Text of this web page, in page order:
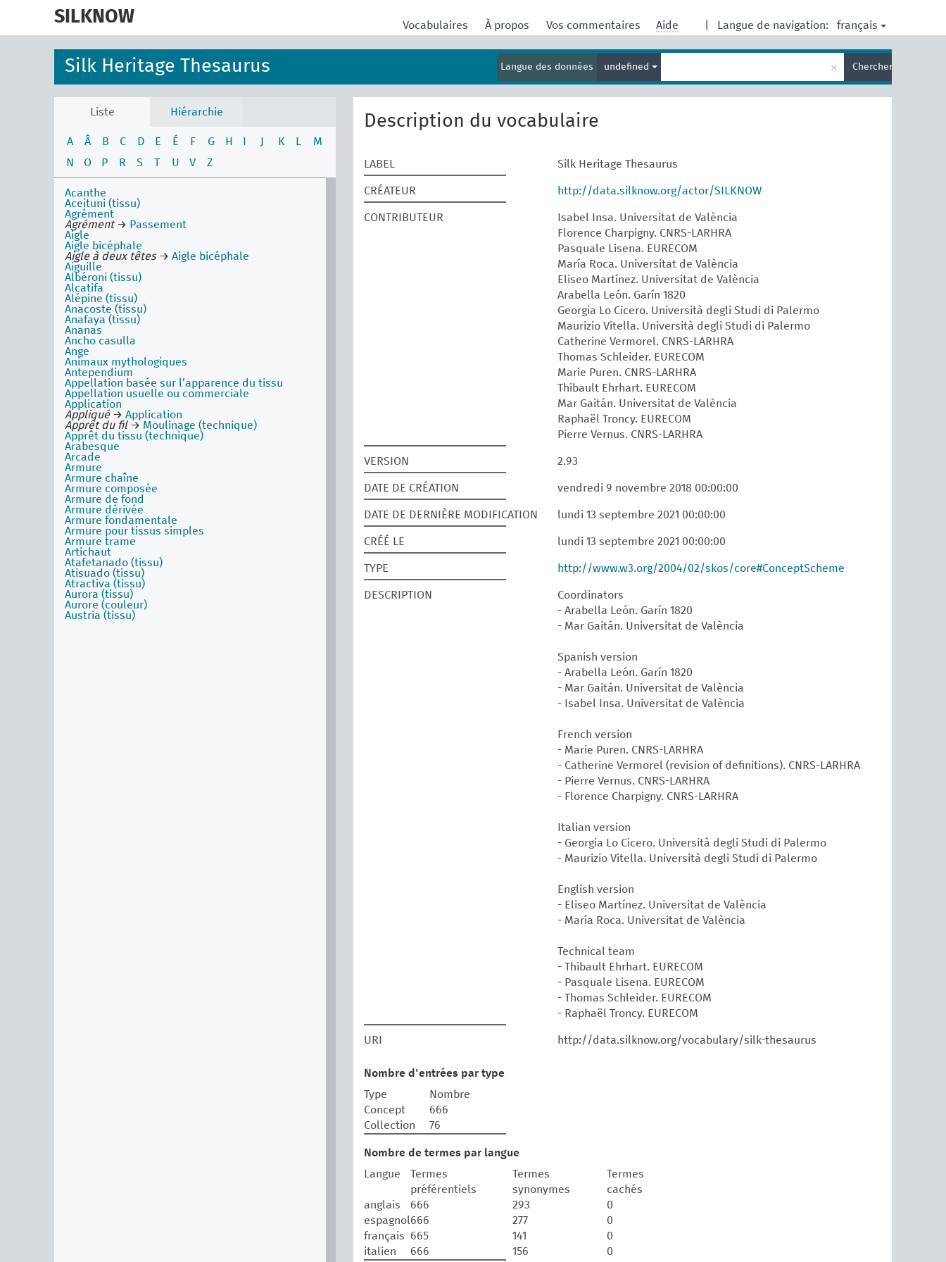
SILKNOW Langue de navigation: français
Vocabulaires À propos Vos commentaires Aide
Silk Heritage Thesaurus Langue des données undefined
terme
de
× Chercher
Liste Hiérarchie
A Â B C D E É F G H K
M
N
O P R S T U V Z
Acanthe
Aceituni (tissu)
Agrément
Agrément→ Passement
Aigle
Aigle bicéphale
Aigle à deux têtes→ Aigle bicéphale
Aiguille
Albéroni (tissu)
Alcatifa
Alépine (tissu)
Anacoste (tissu)
Anafaya (tissu)
Ananas
Ancho casulla
Ange
Animaux mythologiques
Antependium
Appellation basée sur l’apparence du tissu
Appellation usuelle ou commerciale
Application
Appliqué→ Application
Apprêt du fil→ Moulinage (technique)
Apprêt du tissu (technique)
Arabesque
Arcade
Armure
Armure chaîne
Armure composée
Armure de fond
Armure dérivée
Armure fondamentale
Armure pour tissus simples
Armure trame
Artichaut
Atafetanado (tissu)
Atisuado (tissu)
Atractiva (tissu)
Aurora (tissu)
Aurore (couleur)
Austria (tissu)
Description du vocabulaire
LABEL Silk Heritage Thesaurus
CRÉATEUR http://data.silknow.org/actor/SILKNOW
CONTRIBUTEUR
Isabel Insa. Universitat de València
Florence Charpigny. CNRS-LARHRA
Pasquale Lisena. EURECOM
María Roca. Universitat de València
Eliseo Martínez. Universitat de València
Arabella León. Garín 1820
Georgia Lo Cicero. Università degli Studi di Palermo
Maurizio Vitella. Università degli Studi di Palermo
Catherine Vermorel. CNRS-LARHRA
Thomas Schleider. EURECOM
Marie Puren. CNRS-LARHRA
Thibault Ehrhart. EURECOM
Mar Gaitán. Universitat de València
Raphaël Troncy. EURECOM
Pierre Vernus. CNRS-LARHRA
VERSION 2.93
DATE DE CRÉATION vendredi 9 novembre 2018 00:00:00
DATE DE DERNIÈRE MODIFICATION lundi 13 septembre 2021 00:00:00
CRÉÉ LE lundi 13 septembre 2021 00:00:00
TYPE http://www.w3.org/2004/02/skos/core#ConceptScheme
DESCRIPTION
Coordinators
- Arabella León. Garín 1820
- Mar Gaitán. Universitat de València
Spanish version
- Arabella León. Garín 1820
- Mar Gaitán. Universitat de València
- Isabel Insa. Universitat de València
French version
- Marie Puren. CNRS-LARHRA
- Catherine Vermorel (revision of definitions). CNRS-LARHRA
- Pierre Vernus. CNRS-LARHRA
- Florence Charpigny. CNRS-LARHRA
Italian version
- Georgia Lo Cicero. Università degli Studi di Palermo
- Maurizio Vitella. Università degli Studi di Palermo
English version
- Eliseo Martínez. Universitat de València
- María Roca. Universitat de València
Technical team
- Thibault Ehrhart. EURECOM
- Pasquale Lisena. EURECOM
- Thomas Schleider. EURECOM
- Raphaël Troncy. EURECOM
URI http://data.silknow.org/vocabulary/silk-thesaurus
Nombre d'entrées par type
Type
Nombre
Concept
666
Collection
76
Nombre de termes par langue
Langue
Termes
préférentiels
Termes
synonymes
Termes
cachés
anglais
666 293
0
espagnol 666 277
0
français
665 141
0
italien
666 156 0